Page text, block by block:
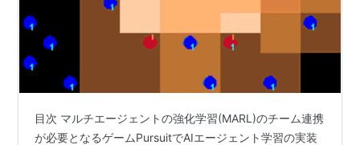
目次 マルチエージェントの強化学習(MARL)のチーム連携
が必要となるゲームPursuitでAIエージェント学習の実装